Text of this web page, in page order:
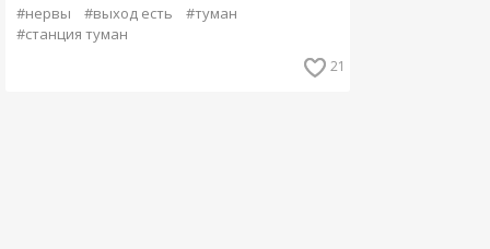
#нервы #выход есть
#туман
#станция туман
21